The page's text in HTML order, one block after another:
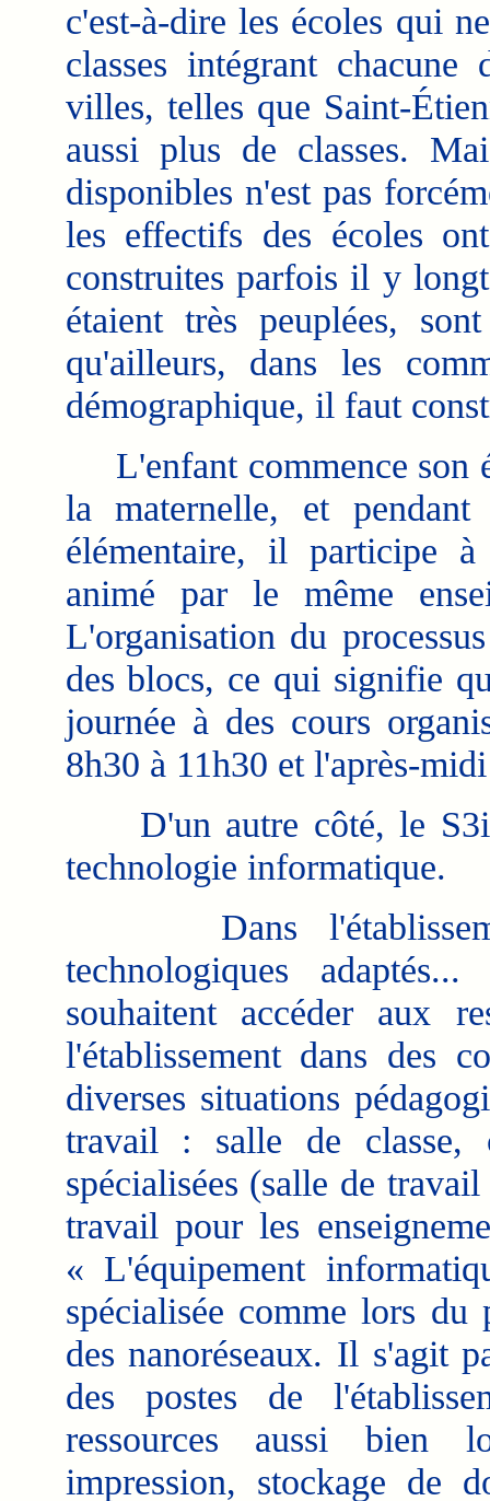
c'est-à-dire les écoles qui
classes intégrant
villes, telles que Saint-
aussi plus de classes.
disponibles n'est pas
les effectifs des écoles
construites parfois il y
étaient très peuplées,
qu'ailleurs, dans les
démographique, il faut
L'enfant commence son
la maternelle, et
élémentaire, il participe
animé par le même
L'organisation du
des blocs, ce qui signifie
journée à des cours
8h30 à 11h30 et l'après-
D'un autre côté, le
technologie informatique.
Dans
technologiques
souhaitent accéder aux
l'établissement dans des
diverses situations
travail : salle de classe,
spécialisées (salle de
travail pour les
« L'équipement
spécialisée comme lors
des nanoréseaux. Il s'agit
des postes de
ressources aussi bien
impression, stockage de